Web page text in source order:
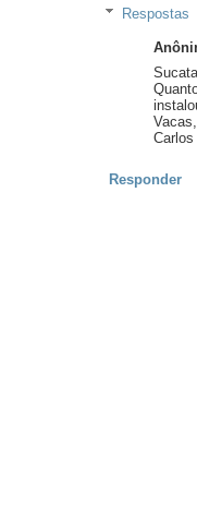
Respostas
Responder